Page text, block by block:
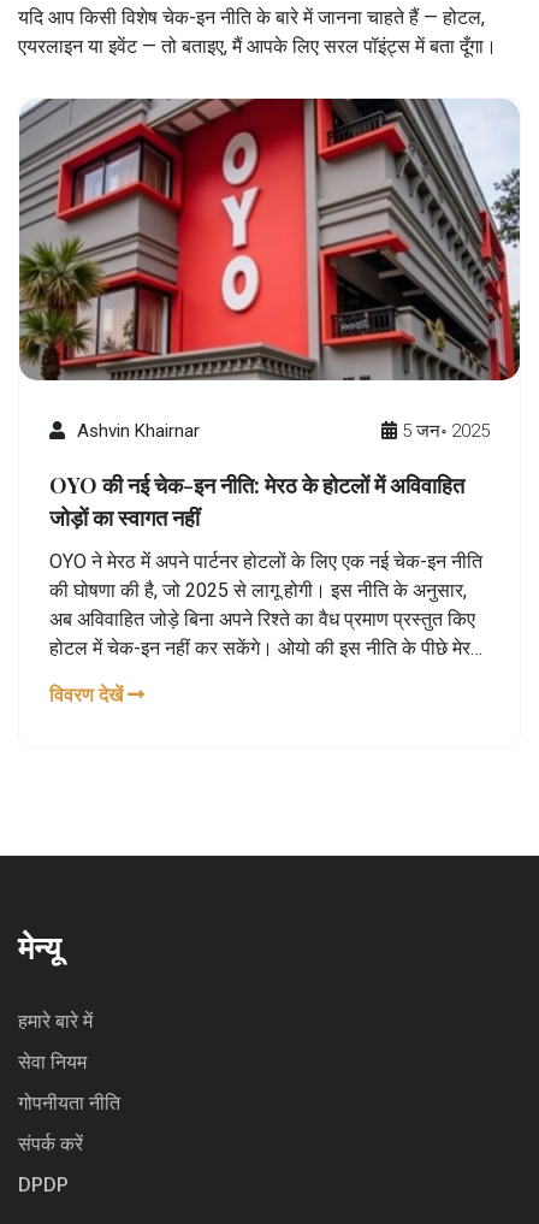
यदि आप किसी विशेष चेक-इन नीति के बारे में जानना चाहते हैं — होटल,
एयरलाइन या इवेंट — तो बताइए, मैं आपके लिए सरल पॉइंट्स में बता दूँगा।
Ashvin Khairnar 5 जन॰ 2025
OYO की नई चेक-इन नीति: मेरठ के होटलों में अविवाहित
जोड़ों का स्वागत नहीं
OYO ने मेरठ में अपने पार्टनर होटलों के लिए एक नई चेक-इन नीति
की घोषणा की है, जो 2025 से लागू होगी। इस नीति के अनुसार,
अब अविवाहित जोड़े बिना अपने रिश्ते का वैध प्रमाण प्रस्तुत किए
होटल में चेक-इन नहीं कर सकेंगे। ओयो की इस नीति के पीछे मेरठ
यह पहल इसके ब्रांड को सुरक्षित और जिम्मेदार बनाने की एक
विवरण देखें
मेन्यू
हमारे बारे में
सेवा नियम
गोपनीयता नीति
संपर्क करें
DPDP